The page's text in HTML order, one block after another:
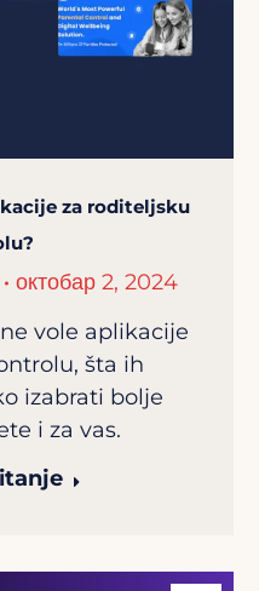
za roditeljsku
октобар 2, 2024
vole aplikacije
šta ih
izabrati bolje
i za vas.